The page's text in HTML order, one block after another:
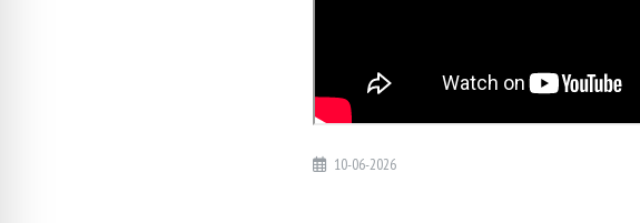
10-06-2026